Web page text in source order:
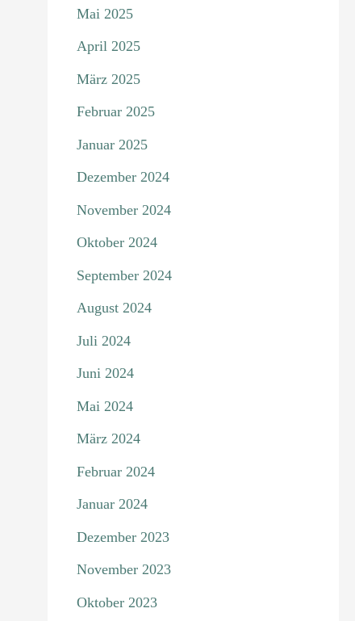
Mai 2025
April 2025
März 2025
Februar 2025
Januar 2025
Dezember 2024
November 2024
Oktober 2024
September 2024
August 2024
Juli 2024
Juni 2024
Mai 2024
März 2024
Februar 2024
Januar 2024
Dezember 2023
November 2023
Oktober 2023